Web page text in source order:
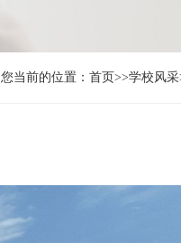
您当前的位置：首页>>学校风采